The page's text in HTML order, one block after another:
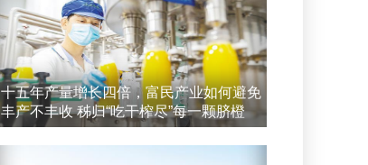
十五年产量增长四倍，富民产业如何避免
丰产不丰收 秭归“吃干榨尽”每一颗脐橙